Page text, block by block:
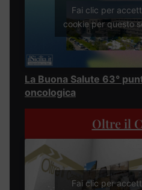
Fai clic per
cookie per questo
La Buona Salute 63°
oncologica
Oltre il
Fai clic per